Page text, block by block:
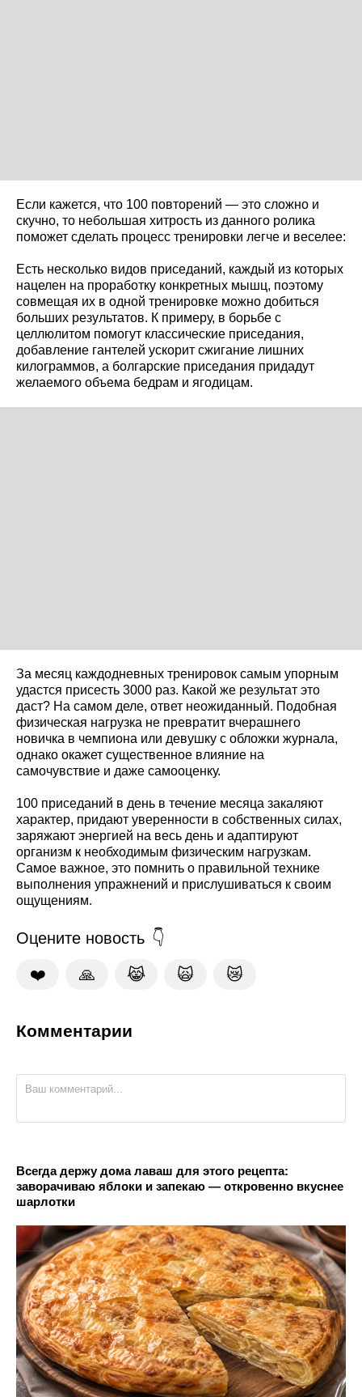
Если кажется, что 100 повторений — это сложно и
скучно, то небольшая хитрость из данного ролика
поможет сделать процесс тренировки легче и веселее:
Есть несколько видов приседаний, каждый из которых
нацелен на проработку конкретных мышц, поэтому
совмещая их в одной тренировке можно добиться
больших результатов. К примеру, в борьбе с
целлюлитом помогут классические приседания,
добавление гантелей ускорит сжигание лишних
килограммов, а болгарские приседания придадут
желаемого объема бедрам и ягодицам.
За месяц каждодневных тренировок самым упорным
удастся присесть 3000 раз. Какой же результат это
даст? На самом деле, ответ неожиданный. Подобная
физическая нагрузка не превратит вчерашнего
новичка в чемпиона или девушку с обложки журнала,
однако окажет существенное влияние на
самочувствие и даже самооценку.
100 приседаний в день в течение месяца закаляют
характер, придают уверенности в собственных силах,
заряжают энергией на весь день и адаптируют
организм к необходимым физическим нагрузкам.
Самое важное, это помнить о правильной технике
выполнения упражнений и прислушиваться к своим
ощущениям.
Оцените новость
❤️ 🙏 😹 🙀 😿
Комментарии
Всегда держу дома лаваш для этого рецепта:
заворачиваю яблоки и запекаю — откровенно вкуснее
шарлотки